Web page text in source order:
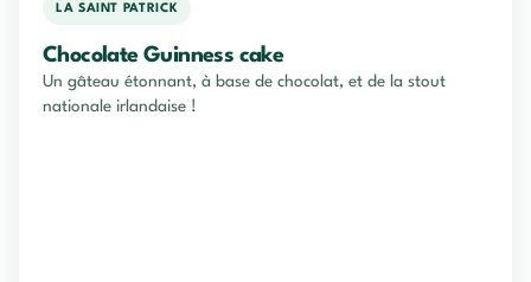
LA SAINT PATRICK
Chocolate Guinness cake
Un gâteau étonnant, à base de chocolat, et de la stout
nationale irlandaise !